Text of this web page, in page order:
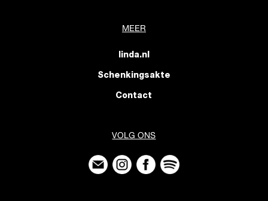
MEER
linda.nl
Schenkingsakte
Contact
VOLG ONS